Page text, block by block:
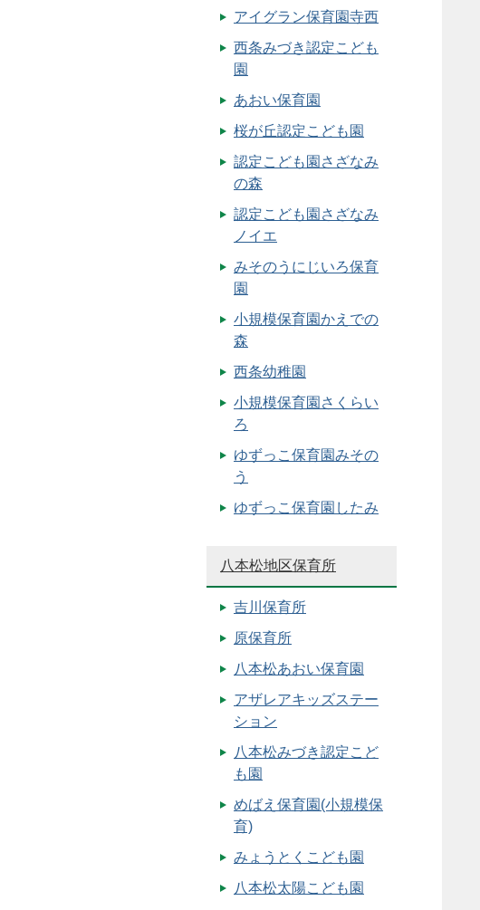
アイグラン保育園寺西
西条みづき認定こども
園
あおい保育園
桜が丘認定こども園
認定こども園さざなみ
の森
認定こども園さざなみ
ノイエ
みそのうにじいろ保育
園
小規模保育園かえでの
森
西条幼稚園
小規模保育園さくらい
ろ
ゆずっこ保育園みその
う
ゆずっこ保育園したみ
八本松地区保育所
吉川保育所
原保育所
八本松あおい保育園
アザレアキッズステー
ション
八本松みづき認定こど
も園
めばえ保育園(小規模保
育)
みょうとくこども園
八本松太陽こども園